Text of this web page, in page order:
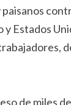
Estados
de miles